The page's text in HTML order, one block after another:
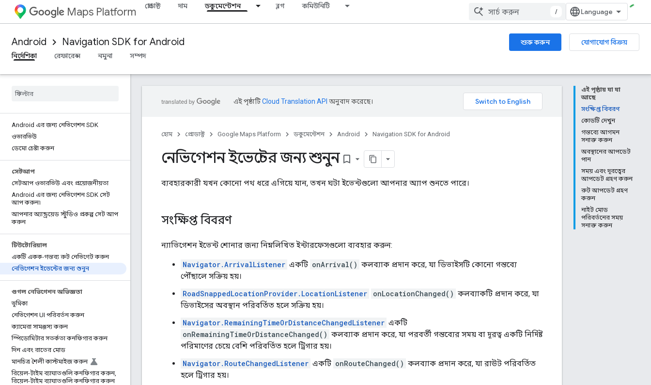
Maps Platform প্রোডাক্ট দাম ডকুমেন্টেশন ব্লগ কমিউনিটি
/
Android Navigation SDK for Android শুরু করুন
যোগাযোগ বিক্রয়
নির্দেশিকা
রেফারেন্স নমুনা সম্পদ
Android এর জন্য নেভিগেশন SDK
ওভারভিউ
ডেমো চেষ্টা করুন
সেটআপ
সেটআপ ওভারভিউ এবং প্রয়োজনীয়তা
Android এর জন্য নেভিগেশন SDK সেট
আপ করুন৷
আপনার অ্যান্ড্রয়েড স্টুডিও প্রকল্প সেট আপ
করুন
টিউটোরিয়াল
একটি একক-গন্তব্য রুট নেভিগেট করুন
নেভিগেশন ইভেন্টের জন্য শুনুন
গুগল নেভিগেশন অভিজ্ঞতা
ভূমিকা
নেভিগেশন UI পরিবর্তন করুন
ক্যামেরা সামঞ্জস্য করুন
স্পিডোমিটার সতর্কতা কনফিগার করুন
দিন এবং রাতের মোড
মানচিত্র শৈলী কাস্টমাইজ করুন
রিয়েল-টাইম ব্যাঘাতগুলি কনফিগার করুন,
রিয়েল-টাইম ব্যাঘাতগুলি কনফিগার করুন
এই পৃষ্ঠায় যা যা
আছে
সংক্ষিপ্ত বিবরণ
কোডটি দেখুন
গন্তব্যে আগমন
সনাক্ত করুন
অবস্থানের আপডেট
পান
সময় এবং দূরত্বের
আপডেট গ্রহণ করুন
রুট আপডেট গ্রহণ
করুন
নাইট মোড
পরিবর্তনের সময়
সনাক্ত করুন
এই পৃষ্ঠাটিCloud Translation API অনুবাদ করেছে।
হোম প্রোডাক্ট Google Maps Platform ডকুমেন্টেশন Android Navigation SDK for Android
নেভিগেশন ইভেন্টের জন্য শুনুন bookmark_border
ব্যবহারকারী যখন কোনো পথ ধরে এগিয়ে যান, তখন ঘটা ইভেন্টগুলো আপনার অ্যাপ শুনতে পারে।
সংক্ষিপ্ত বিবরণ
ন্যাভিগেশন ইভেন্ট শোনার জন্য নিম্নলিখিত ইন্টারফেসগুলো ব্যবহার করুন:
Navigator.ArrivalListener একটি onArrival() কলব্যাক প্রদান করে, যা ডিভাইসটি কোনো গন্তব্যে
পৌঁছালে সক্রিয় হয়।
RoadSnappedLocationProvider.LocationListener
onLocationChanged() কলব্যাকটি প্রদান করে, যা
ডিভাইসের অবস্থান পরিবর্তিত হলে সক্রিয় হয়।
Navigator.RemainingTimeOrDistanceChangedListener একটি
onRemainingTimeOrDistanceChanged() কলব্যাক প্রদান করে, যা পরবর্তী গন্তব্যের সময় বা দূরত্ব একটি নির্দিষ্ট
পরিমাণের চেয়ে বেশি পরিবর্তিত হলে ট্রিগার হয়।
Navigator.RouteChangedListener একটি onRouteChanged() কলব্যাক প্রদান করে, যা রাউট পরিবর্তিত
হলে ট্রিগার হয়।